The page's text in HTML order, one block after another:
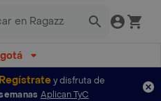
Regístratey disfruta de
Aplican TyC